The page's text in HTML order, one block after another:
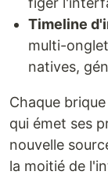
Timeline
multi-
natives,
Chaque
qui émet ses
nouvelle
la moitié de